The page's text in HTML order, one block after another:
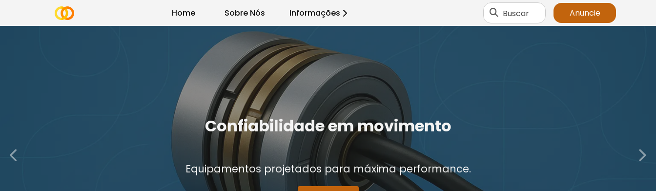
Home Sobre Nós Informações Buscar Anuncie
Confiabilidade em movimento
Equipamentos projetados para máxima performance.